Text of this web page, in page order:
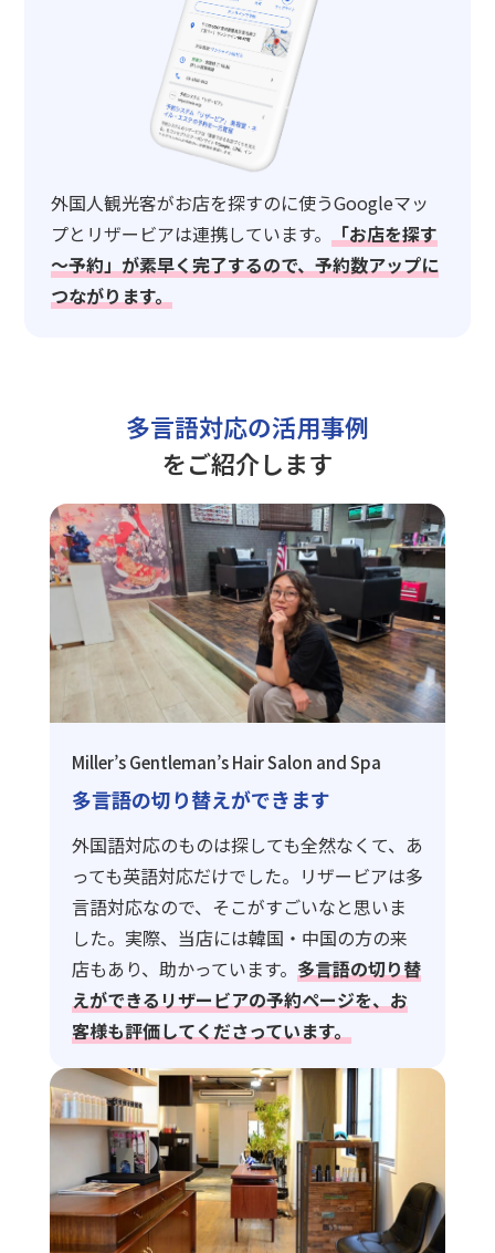
外国人観光客がお店を探すのに使うGoogleマッ
プとリザービアは連携しています。「お店を探す
～予約」が素早く完了するので、予約数アップに
つながります。
多言語対応の活用事例
をご紹介します
Miller’s Gentleman’s Hair Salon and Spa
多言語の切り替えができます
外国語対応のものは探しても全然なくて、あ
っても英語対応だけでした。リザービアは多
言語対応なので、そこがすごいなと思いま
した。実際、当店には韓国・中国の方の来
店もあり、助かっています。 多言語の切り替
えができるリザービアの予約ページを、お
客様も評価してくださっています。